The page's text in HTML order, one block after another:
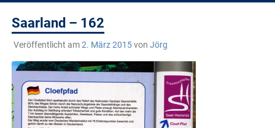
Saarland – 162
Veröffentlicht am2. März 2015von Jörg